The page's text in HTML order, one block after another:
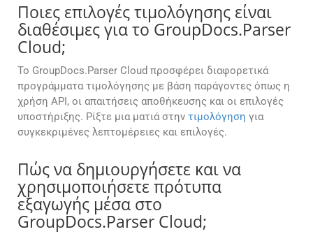
Ποιες επιλογές τιμολόγησης είναι
διαθέσιμες για το GroupDocs.Parser
Cloud;
Το GroupDocs.Parser Cloud προσφέρει διαφορετικά
προγράμματα τιμολόγησης με βάση παράγοντες όπως η
χρήση API, οι απαιτήσεις αποθήκευσης και οι επιλογές
υποστήριξης. Ρίξτε μια ματιά στην τιμολόγηση για
συγκεκριμένες λεπτομέρειες και επιλογές.
Πώς να δημιουργήσετε και να
χρησιμοποιήσετε πρότυπα
εξαγωγής μέσα στο
GroupDocs.Parser Cloud;